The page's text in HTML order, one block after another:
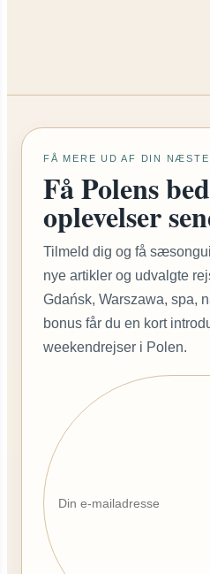
FÅ MERE UD AF DIN NÆSTE
Få Polens
oplevelser
Tilmeld dig og få
nye artikler og udvalgte
Gdańsk, Warszawa, spa,
bonus får du en kort
weekendrejser i Polen.